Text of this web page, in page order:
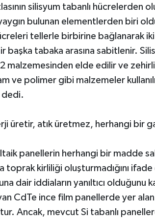
silisyum tabanlı hücrelerden
bulunan elementlerden biri
tellerle birbirine bağlanarak
başka tabaka arasına sabitlenir.
malzemesinden elde edilir ve
ve polimer gibi malzemeler
dedi.
üretir, atık üretmez, herhangi bir
panellerin herhangi bir madde
toprak kirliliği oluşturmadığını
dair iddiaların yanıltıcı olduğunu
CdTe ince film panellerde yer
Ancak, mevcut Si tabanlı